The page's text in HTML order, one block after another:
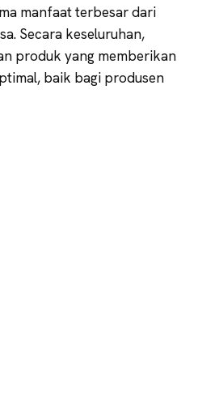
manfaat terbesar dari
Secara keseluruhan,
produk yang memberikan
baik bagi produsen